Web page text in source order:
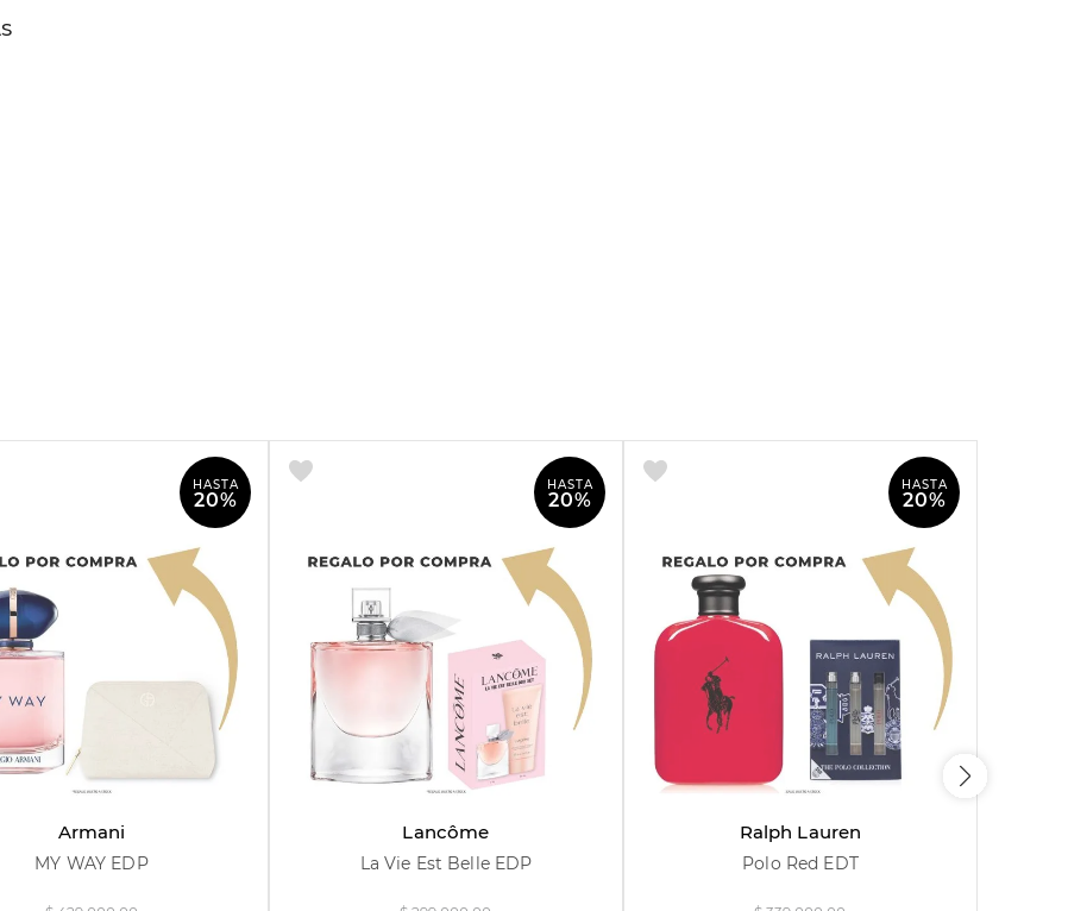
Gentleman.
HASTA
20%
50 ml
Armani
MY WAY EDP
HASTA
20%
30 ml 75 ml
Lancôme
La Vie Est Belle EDP
HASTA
20%
125 ml
Ralph Lauren
Polo Red EDT